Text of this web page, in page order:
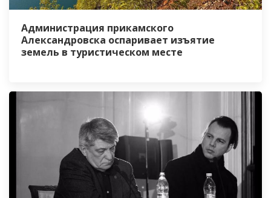
Администрация прикамского
Александровска оспаривает изъятие
земель в туристическом месте